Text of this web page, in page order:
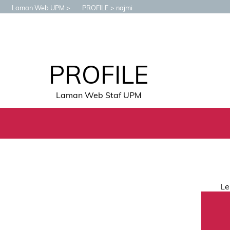
Laman Web UPM PROFILE najmi
PROFILE
Laman Web Staf UPM